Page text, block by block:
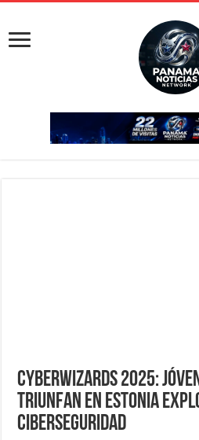
CyberWizards 2025:
Triunfan en Estonia
Ciberseguridad